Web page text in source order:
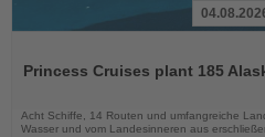
diePrincess Cruises plant 185
Acht Schiffe, 14 Routen und umfangreiche
Wasser und vom Landesinneren aus